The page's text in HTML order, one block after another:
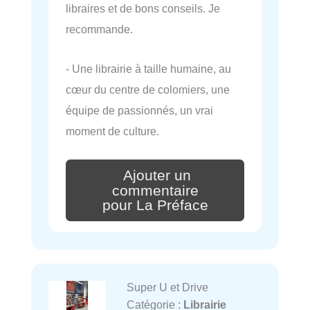
libraires et de bons conseils. Je
recommande.
- Une librairie à taille humaine, au
cœur du centre de colomiers, une
équipe de passionnés, un vrai
moment de culture.
Ajouter un
commentaire
pour La Préface
Super U et Drive
Catégorie : Librairie